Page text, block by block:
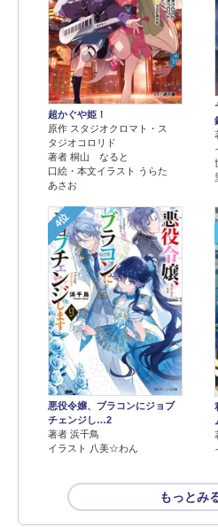
超かぐや姫！
原作 スタジオクロマト・ス
タジオコロリド
著者 桐山 なると
口絵・本文イラスト うらた
あさお
4位
悪役令嬢、ブラコンにジョブ
チェンジし…2
著者 浜千鳥
イラスト 八美☆わん
もっとみ